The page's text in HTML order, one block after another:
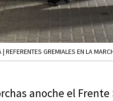
REFERENTES GREMIALES EN LA
anoche el